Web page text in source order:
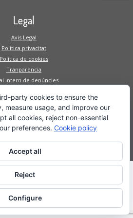
Legal
Avis Legal
Política privacitat
Política de cookies
Tranparència
intern de denúncies
Mapa Web
Fundació
a la persona
El Molí d'en Puigvert·Powered by
·
with theCustomizr theme
party cookies to ensure the
measure usage, and improve our
all cookies, reject non-essential
preferences. Cookie policy
Accept all
Reject
Configure